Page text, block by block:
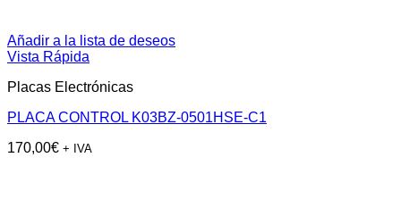
Añadir a la lista de deseos
Vista Rápida
Placas Electrónicas
PLACA CONTROL K03BZ-0501HSE-C1
170,00€ + IVA